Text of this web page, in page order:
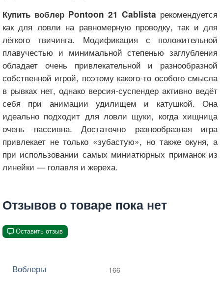
Купить воблер Pontoon 21 Cablista рекомендуется
как для ловли на равномерную проводку, так и для
лёгкого твичинга. Модификация с положительной
плавучестью и минимальной степенью заглубления
обладает очень привлекательной и разнообразной
собственной игрой, поэтому какого-то особого смысла
в рывках нет, однако версия-суспендер активно ведёт
себя при анимации удилищем и катушкой. Она
идеально подходит для ловли щуки, когда хищница
очень пассивна. Достаточно разнообразная игра
привлекает не только «зубастую», но также окуня, а
при использовании самых миниатюрных приманок из
линейки — голавля и жереха.
Отзывов о товаре пока нет
Оставить отзыв
Воблеры 166